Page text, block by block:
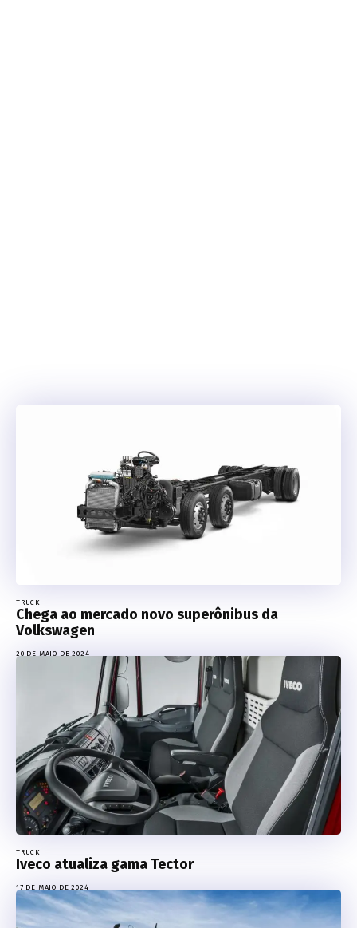
TRUCK
Chega ao mercado novo superônibus da
Volkswagen
20 DE MAIO DE 2024
TRUCK
Iveco atualiza gama Tector
17 DE MAIO DE 2024